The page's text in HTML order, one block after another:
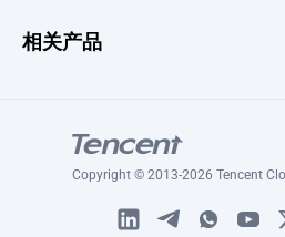
博客
网站速度测试
HLS播放器
延迟测试
SSL 证书检查器
相关产品
腾讯会议国际版
Copyright © 2013-2026 Tencent